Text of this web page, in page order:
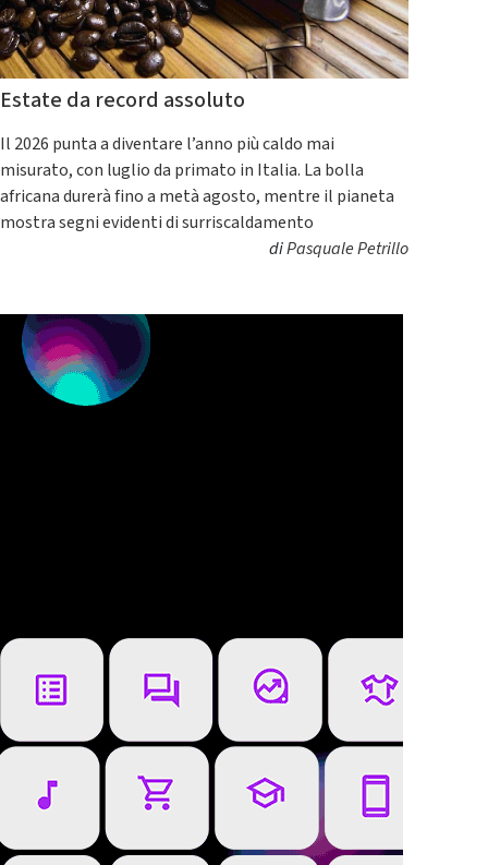
Estate da record assoluto
Il 2026 punta a diventare l’anno più caldo mai
misurato, con luglio da primato in Italia. La bolla
africana durerà fino a metà agosto, mentre il pianeta
mostra segni evidenti di surriscaldamento
diPasquale Petrillo